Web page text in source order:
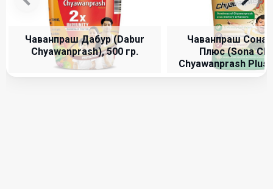
Чаванпраш Дабур (Dabur
Chyawanprash), 500 гр.
730
Чаванпраш Сона
Плюс (Sona
Chyawanprash
НЕТ В